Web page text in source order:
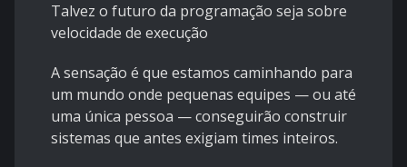
Talvez o futuro da programação seja sobre
velocidade de execução
A sensação é que estamos caminhando para
um mundo onde pequenas equipes — ou até
uma única pessoa — conseguirão construir
sistemas que antes exigiam times inteiros.